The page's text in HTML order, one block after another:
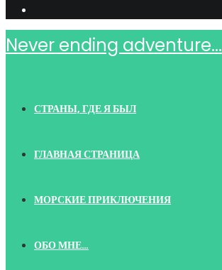
Never ending adventure...
СТРАНЫ, ГДЕ Я БЫЛ
ГЛАВНАЯ СТРАНИЦА
МОРСКИЕ ПРИКЛЮЧЕНИЯ
ОБО МНЕ…